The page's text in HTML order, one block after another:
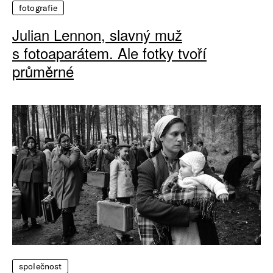
fotografie
Julian Lennon, slavný muž
s fotoaparátem. Ale fotky tvoří
průměrné
společnost